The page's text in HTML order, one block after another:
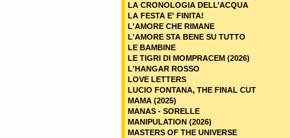
LA CRONOLOGIA DELL’ACQUA
LA FESTA E' FINITA!
L'AMORE CHE RIMANE
L'AMORE STA BENE SU TUTTO
LE BAMBINE
LE TIGRI DI MOMPRACEM (2026)
L'HANGAR ROSSO
LOVE LETTERS
LUCIO FONTANA, THE FINAL CUT
MAMA (2025)
MANAS - SORELLE
MANIPULATION (2026)
MASTERS OF THE UNIVERSE